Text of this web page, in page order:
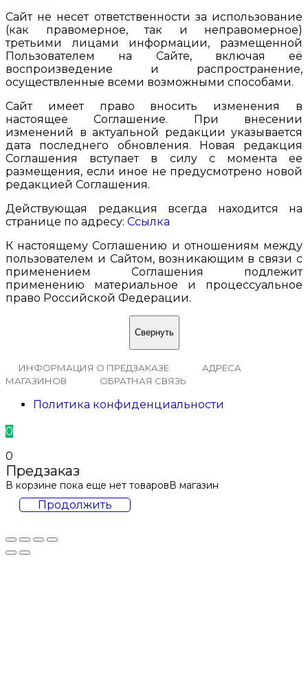
Сайт не несет ответственности за использование
(как правомерное, так и неправомерное)
третьими лицами информации, размещенной
Пользователем на Сайте, включая её
воспроизведение и распространение,
осуществленные всеми возможными способами.
Сайт имеет право вносить изменения в
настоящее Соглашение. При внесении
изменений в актуальной редакции указывается
дата последнего обновления. Новая редакция
Соглашения вступает в силу с момента ее
размещения, если иное не предусмотрено новой
редакцией Соглашения.
Действующая редакция всегда находится на
странице по адресу: Ссылка
К настоящему Соглашению и отношениям между
пользователем и Сайтом, возникающим в связи с
применением Соглашения подлежит
применению материальное и процессуальное
право Российской Федерации.
Свернуть
ИНФОРМАЦИЯ О ПРЕДЗАКАЗЕ
АДРЕСА
МАГАЗИНОВ
ОБРАТНАЯ СВЯЗЬ
Политика конфиденциальности
0
0
Предзаказ
В корзине пока еще нет товаровВ магазин
Продолжить